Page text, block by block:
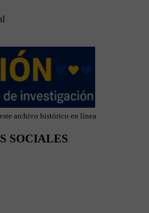
archivo histórico en línea
SOCIALES